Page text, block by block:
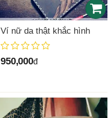
Ví nữ da thật khắc hình
950,000đ